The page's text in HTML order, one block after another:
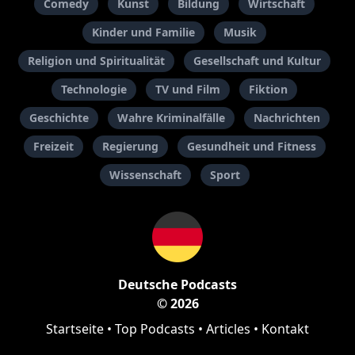
Comedy Kunst Bildung
Wirtschaft
Kinder und Familie
Musik
Religion und Spiritualität
Gesellschaft und Kultur
Technologie
TV und Film
Fiktion
Geschichte
Wahre Kriminalfälle
Nachrichten
Freizeit
Regierung
Gesundheit und Fitness
Wissenschaft
Sport
Deutsche Podcasts
© 2026
Startseite • Top Podcasts • Articles • Kontakt